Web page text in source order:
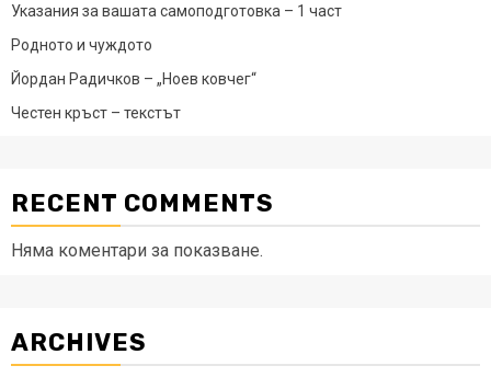
Указания за вашата самоподготовка – 1 част
Родното и чуждото
Йордан Радичков – „Ноев ковчег“
Честен кръст – текстът
RECENT COMMENTS
Няма коментари за показване.
ARCHIVES